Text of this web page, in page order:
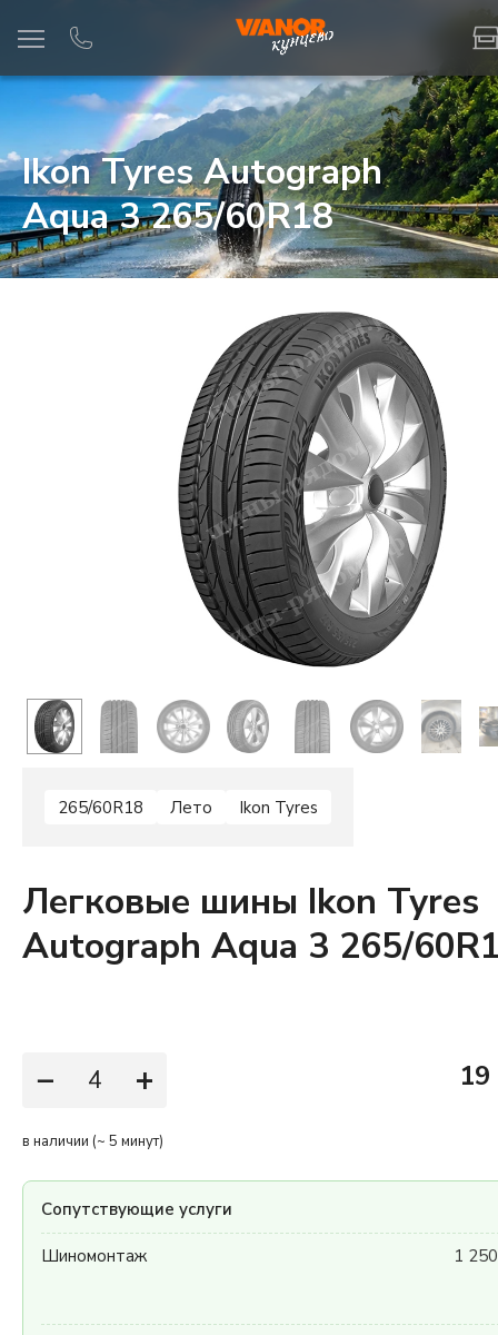
Ikon Tyres Autograph
Aqua 3 265/60R18
265/60R18 Лето Ikon Tyres
Легковые шины Ikon Tyres
Autograph Aqua 3 265/
− + 19
в наличии (~ 5 минут)
Сопутствующие услуги
Шиномонтаж 1
Информация Фото товара